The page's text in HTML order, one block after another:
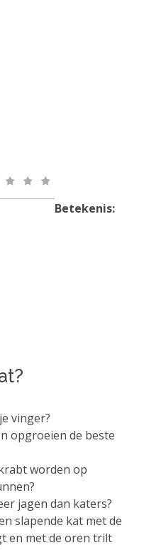
Betekenis:
vinger?
opgroeien de beste
worden op
jagen dan katers?
slapende kat met de
en met de oren trilt